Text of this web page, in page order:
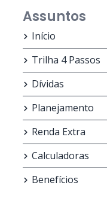
Assuntos
Início
Trilha 4 Passos
Dívidas
Planejamento
Renda Extra
Calculadoras
Benefícios